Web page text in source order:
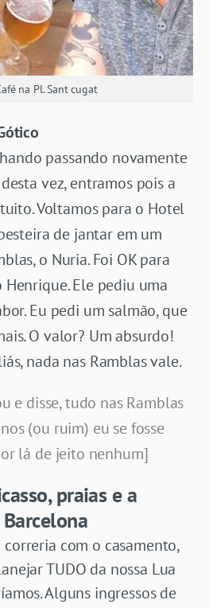
na Pl. Sant cugat
passando novamente
vez, entramos pois a
Voltamos para o Hotel
de jantar em um
o Nuria. Foi OK para
Henrique. Ele pediu uma
Eu pedi um salmão, que
O valor? Um absurdo!
nada nas Ramblas vale.
e disse, tudo nas Ramblas
(ou ruim) eu se fosse
lá de jeito nenhum]
praias e a
correria com o casamento,
TUDO da nossa Lua
Alguns ingressos de